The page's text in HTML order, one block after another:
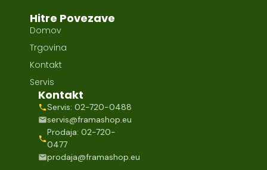
Hitre Povezave
Domov
Trgovina
Kontakt
Servis
Kontakt
Servis: 02-720-0488
servis@framashop.eu
Prodaja: 02-720-
0477
prodaja@framashop.eu